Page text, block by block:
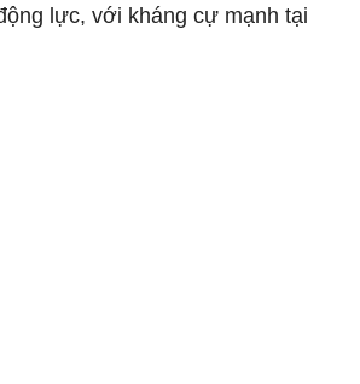
lực, với kháng cự mạnh tại